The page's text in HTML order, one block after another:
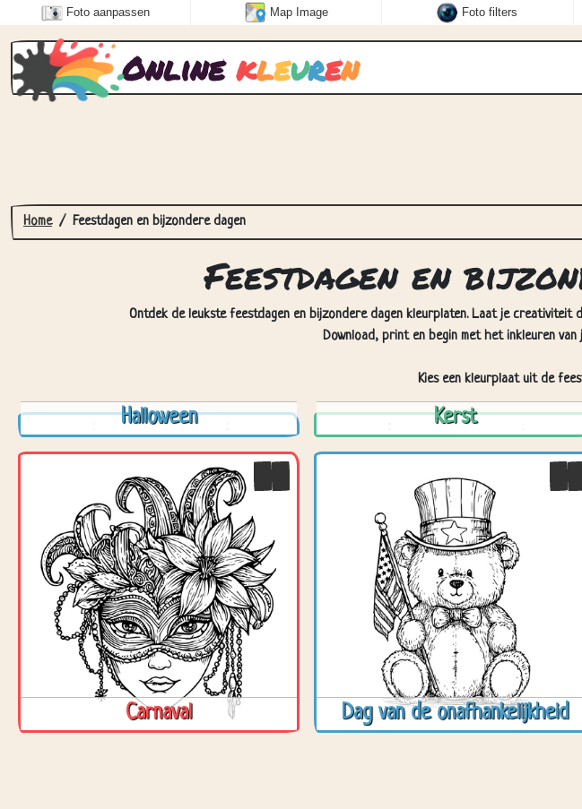
Foto aanpassen Map Image Foto filters
Online kleuren
Home Feestdagen en bijzondere dagen
Feestdagen en
Ontdek de leukste feestdagen en bijzondere dagen kleurplaten. Laat je
Download, print en begin met het inkleuren
Kies een kleurplaat uit de
Halloween Kerst
Carnaval Dag van de onafhankelijkheid